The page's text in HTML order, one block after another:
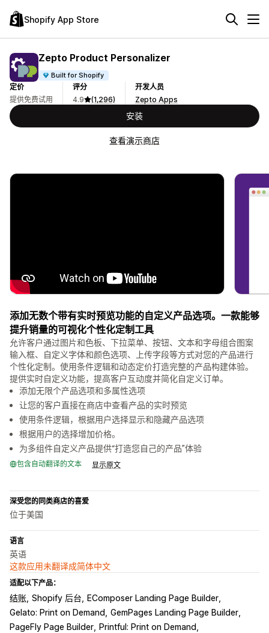
Shopify App Store
Zepto Product Personalizer
Built for Shopify
定价
提供免费试用
评分
4.9
(1,296)
开发人员
Zepto Apps
安装
查看演示商店
添加无数个带有实时预览功能的自定义产品选项。一款能够
提升销量的可视化个性化定制工具
允许客户通过图片和色板、下拉菜单、按钮、文本和字母组合图案
输入框、自定义字体和颜色选项、上传字段等方式对您的产品进行
个性化定制。使用条件逻辑和动态定价打造完整的产品构建体验。
提供实时自定义功能，提高客户互动度并简化自定义订单。
添加无限个产品选项和多属性选项
让您的客户直接在商店中查看产品的实时预览
使用条件逻辑，根据用户选择显示和隐藏产品选项
根据用户的选择增加价格。
为多组件自定义产品提供“打造您自己的产品”体验
包含自动翻译的文本 显示原文
深受您的同类商店的喜爱
位于美国
语言
英语
这款应用未翻译成简体中文
适配以下产品：
结账 Shopify 后台
EComposer Landing Page Builder
Gelato: Print on Demand
GemPages Landing Page Builder
PageFly Page Builder
Printful: Print on Demand